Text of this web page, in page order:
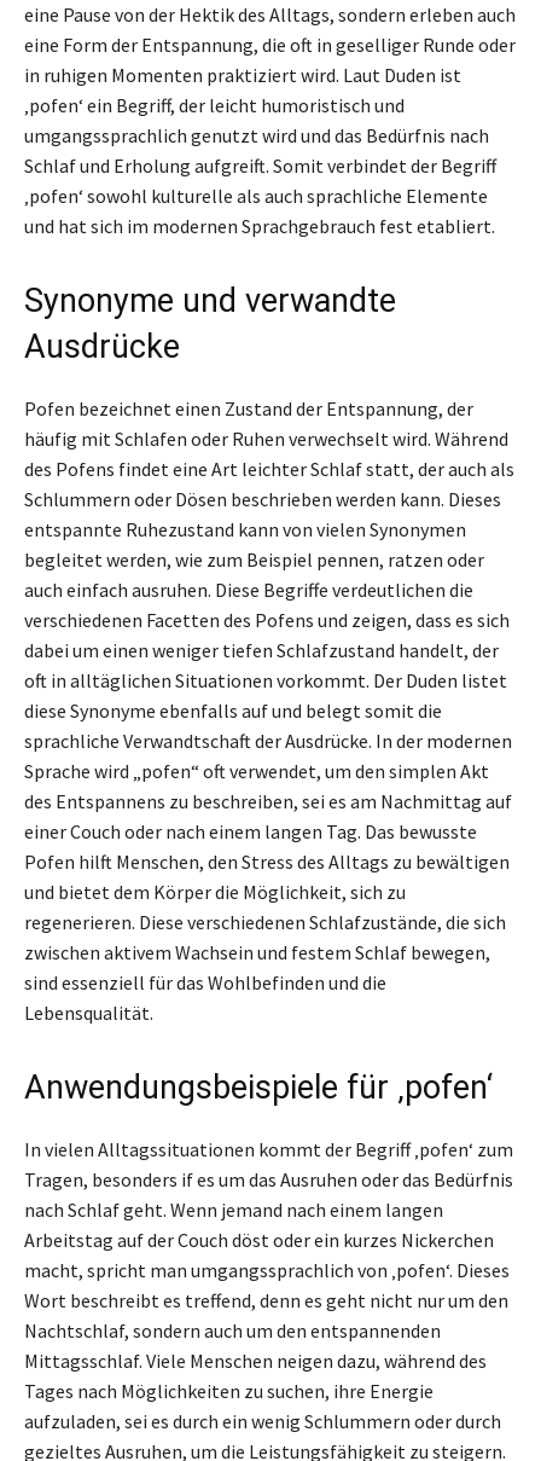
eine Pause von der Hektik des Alltags, sondern erleben auch
eine Form der Entspannung, die oft in geselliger Runde oder
in ruhigen Momenten praktiziert wird. Laut Duden ist
‚pofen‘ ein Begriff, der leicht humoristisch und
umgangssprachlich genutzt wird und das Bedürfnis nach
Schlaf und Erholung aufgreift. Somit verbindet der Begriff
‚pofen‘ sowohl kulturelle als auch sprachliche Elemente
und hat sich im modernen Sprachgebrauch fest etabliert.
Synonyme und verwandte
Ausdrücke
Pofen bezeichnet einen Zustand der Entspannung, der
häufig mit Schlafen oder Ruhen verwechselt wird. Während
des Pofens findet eine Art leichter Schlaf statt, der auch als
Schlummern oder Dösen beschrieben werden kann. Dieses
entspannte Ruhezustand kann von vielen Synonymen
begleitet werden, wie zum Beispiel pennen, ratzen oder
auch einfach ausruhen. Diese Begriffe verdeutlichen die
verschiedenen Facetten des Pofens und zeigen, dass es sich
dabei um einen weniger tiefen Schlafzustand handelt, der
oft in alltäglichen Situationen vorkommt. Der Duden listet
diese Synonyme ebenfalls auf und belegt somit die
sprachliche Verwandtschaft der Ausdrücke. In der modernen
Sprache wird „pofen“ oft verwendet, um den simplen Akt
des Entspannens zu beschreiben, sei es am Nachmittag auf
einer Couch oder nach einem langen Tag. Das bewusste
Pofen hilft Menschen, den Stress des Alltags zu bewältigen
und bietet dem Körper die Möglichkeit, sich zu
regenerieren. Diese verschiedenen Schlafzustände, die sich
zwischen aktivem Wachsein und festem Schlaf bewegen,
sind essenziell für das Wohlbefinden und die
Lebensqualität.
Anwendungsbeispiele für ‚pofen‘
In vielen Alltagssituationen kommt der Begriff ‚pofen‘ zum
Tragen, besonders if es um das Ausruhen oder das Bedürfnis
nach Schlaf geht. Wenn jemand nach einem langen
Arbeitstag auf der Couch döst oder ein kurzes Nickerchen
macht, spricht man umgangssprachlich von ‚pofen‘. Dieses
Wort beschreibt es treffend, denn es geht nicht nur um den
Nachtschlaf, sondern auch um den entspannenden
Mittagsschlaf. Viele Menschen neigen dazu, während des
Tages nach Möglichkeiten zu suchen, ihre Energie
aufzuladen, sei es durch ein wenig Schlummern oder durch
gezieltes Ausruhen, um die Leistungsfähigkeit zu steigern.